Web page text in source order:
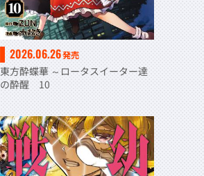
2026.06.26発売
東方酔蝶華 ～ロータスイーター達
の酔醒 10